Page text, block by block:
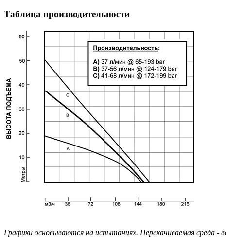
Таблица производительности
Графики основываются на испытаниях. Перекачиваемая среда -